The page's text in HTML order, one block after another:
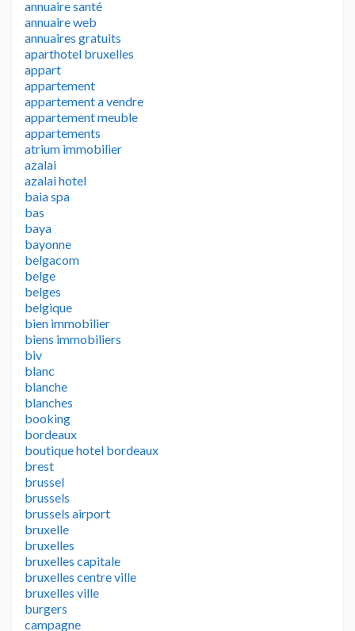
annuaire santé
annuaire web
annuaires gratuits
aparthotel bruxelles
appart
appartement
appartement a vendre
appartement meuble
appartements
atrium immobilier
azalai
azalai hotel
baia spa
bas
baya
bayonne
belgacom
belge
belges
belgique
bien immobilier
biens immobiliers
biv
blanc
blanche
blanches
booking
bordeaux
boutique hotel bordeaux
brest
brussel
brussels
brussels airport
bruxelle
bruxelles
bruxelles capitale
bruxelles centre ville
bruxelles ville
burgers
campagne